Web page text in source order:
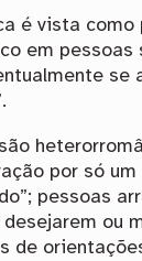
é vista
em pessoas
se
por só
pessoas
ou
de